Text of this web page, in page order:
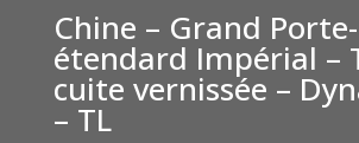
Chine – Grand Porte-
étendard Impérial –
cuite vernissée –
– TL